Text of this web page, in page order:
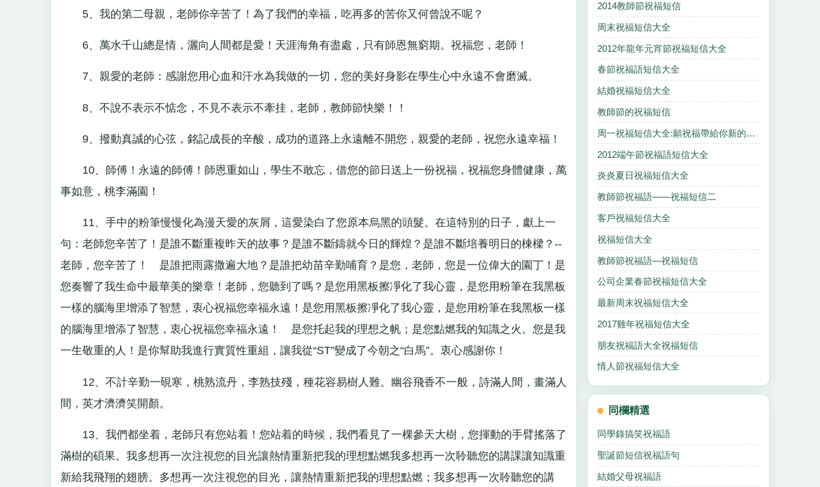
5、我的第二母親，老師你辛苦了！為了我們的幸福，吃再多的苦你又何曾說不呢？
6、萬水千山總是情，灑向人間都是愛！天涯海角有盡處，只有師恩無窮期。祝福您，老師！
7、親愛的老師：感謝您用心血和汗水為我做的一切，您的美好身影在學生心中永遠不會磨滅。
8、不說不表示不惦念，不見不表示不牽挂，老師，教師節快樂！！
9、撥動真誠的心弦，銘記成長的辛酸，成功的道路上永遠離不開您，親愛的老師，祝您永遠幸福！
10、師傅！永遠的師傅！師恩重如山，學生不敢忘，借您的節日送上一份祝福，祝福您身體健康，萬
事如意，桃李滿園！
11、手中的粉筆慢慢化為漫天愛的灰屑，這愛染白了您原本烏黑的頭髮。在這特別的日子，獻上一
句：老師您辛苦了！是誰不斷重複昨天的故事？是誰不斷鑄就今日的輝煌？是誰不斷培養明日的棟樑？--
老師，您辛苦了！ 是誰把雨露撒遍大地？是誰把幼苗辛勤哺育？是您，老師，您是一位偉大的園丁！是
您奏響了我生命中最華美的樂章！老師，您聽到了嗎？是您用黑板擦凈化了我心靈，是您用粉筆在我黑板
一樣的腦海里增添了智慧，衷心祝福您幸福永遠！是您用黑板擦凈化了我心靈，是您用粉筆在我黑板一樣
的腦海里增添了智慧，衷心祝福您幸福永遠！ 是您托起我的理想之帆；是您點燃我的知識之火。您是我
一生敬重的人！是你幫助我進行實質性重組，讓我從“ST”變成了今朝之“白馬”。衷心感謝你！
12、不計辛勤一硯寒，桃熟流丹，李熟技殘，種花容易樹人難。幽谷飛香不一般，詩滿人間，畫滿人
間，英才濟濟笑開顏。
13、我們都坐着，老師只有您站着！您站着的時候，我們看見了一棵參天大樹，您揮動的手臂搖落了
滿樹的碩果。我多想再一次注視您的目光讓熱情重新把我的理想點燃我多想再一次聆聽您的講課讓知識重
新給我飛翔的翅膀。多想再一次注視您的目光，讓熱情重新把我的理想點燃；我多想再一次聆聽您的講
2014教師節祝福短信
周末祝福短信大全
2012年龍年元宵節祝福短信大全
春節祝福語短信大全
結婚祝福短信大全
教師節的祝福短信
周一祝福短信大全:願祝福帶給你新的起點
2012端午節祝福語短信大全
炎炎夏日祝福短信大全
教師節祝福語——祝福短信二
客戶祝福短信大全
祝福短信大全
教師節祝福語—祝福短信
公司企業春節祝福短信大全
最新周末祝福短信大全
2017雞年祝福短信大全
朋友祝福語大全祝福短信
情人節祝福短信大全
同欄精選
同學錄搞笑祝福語
聖誕節短信祝福語句
結婚父母祝福語